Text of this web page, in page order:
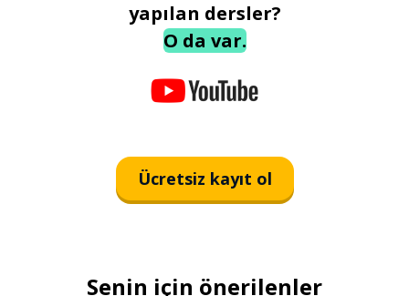
yapılan dersler?
O da var.
Ücretsiz kayıt ol
Senin için önerilenler